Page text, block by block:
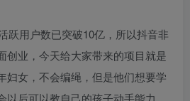
跃用户数已突破10亿，所以抖音非
创业，今天给大家带来的项目就是
妇女，不会编绳，但是他们想要学
以后可以教自己的孩子动手能力，